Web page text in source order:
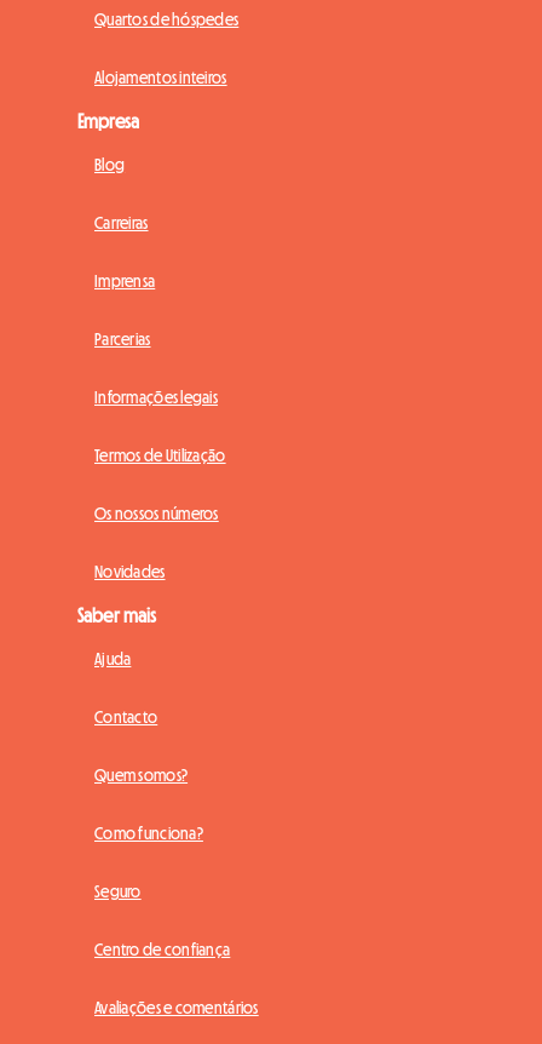
Quartos de hóspedes
Alojamentos inteiros
Empresa
Blog
Carreiras
Imprensa
Parcerias
Informações legais
Termos de Utilização
Os nossos números
Novidades
Saber mais
Ajuda
Contacto
Quem somos?
Como funciona?
Seguro
Centro de confiança
Avaliações e comentários